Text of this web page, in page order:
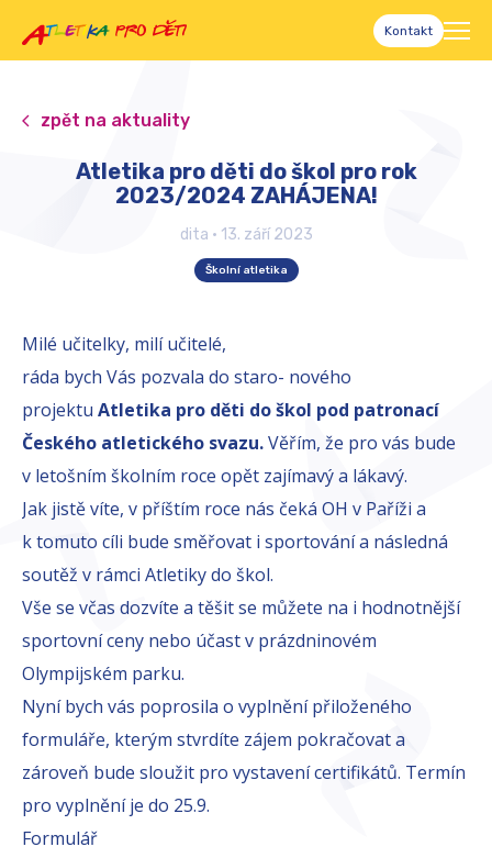
Kontakt
zpět na aktuality
Atletika pro děti do škol pro rok
2023/2024 ZAHÁJENA!
dita • 13. září 2023
Školní atletika
Milé učitelky, milí učitelé,
ráda bych Vás pozvala do staro- nového
projektu Atletika pro děti do škol pod patronací
Českého atletického svazu.Věřím, že pro vás bude
v letošním školním roce opět zajímavý a lákavý.
Jak jistě víte, v příštím roce nás čeká OH v Paříži a
k tomuto cíli bude směřovat i sportování a následná
soutěž v rámci Atletiky do škol.
Vše se včas dozvíte a těšit se můžete na i hodnotnější
sportovní ceny nebo účast v prázdninovém
Olympijském parku.
Nyní bych vás poprosila o vyplnění přiloženého
formuláře, kterým stvrdíte zájem pokračovat a
zároveň bude sloužit pro vystavení certifikátů. Termín
pro vyplnění je do 25.9.
Formulář